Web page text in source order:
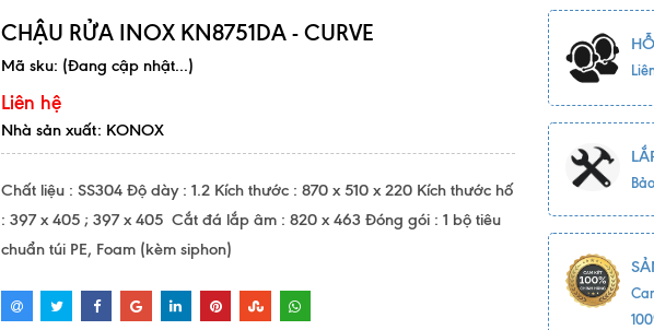
CHẬU RỬA INOX KN8751DA - CURVE
Mã sku: (Đang cập nhật...)
Liên hệ
Nhà sản xuất: KONOX
Chất liệu : SS304 Độ dày : 1.2 Kích thước : 870 x 510 x 220 Kích thước hố
: 397 x 405 ; 397 x 405 Cắt đá lắp âm : 820 x 463 Đóng gói : 1 bộ tiêu
chuẩn túi PE, Foam (kèm siphon)